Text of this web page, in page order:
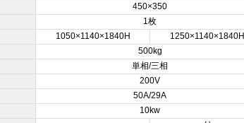
450×350
1枚
1050×1140×1840H
1250×1140×1840H
500kg
単相/三相
200V
50A/29A
10kw